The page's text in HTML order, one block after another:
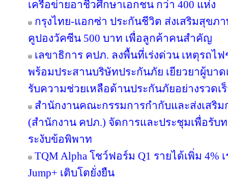
เครือข่ายอาชีวศึกษาเอกชน กว่า 400 แห่ง
กรุงไทย-แอกซ่า ประกันชีวิต ส่งเสริมสุขภ
คูปองวัคซีน 500 บาท เพื่อลูกค้าคนสำคัญ
เลขาธิการ คปภ. ลงพื้นที่เร่งด่วน เหตุรถไ
พร้อมประสานบริษัทประกันภัย เยียวยาผู้บา
รับความช่วยเหลือด้านประกันภัยอย่างรวดเ
สำนักงานคณะกรรมการกำกับและส่งเสริ
(สำนักงาน คปภ.) จัดการและประชุมเพื่อรับ
ระงับข้อพิพาท
TQM Alpha โชว์ฟอร์ม Q1 รายได้เพิ่ม
Jump+ เติบโตยั่งยืน